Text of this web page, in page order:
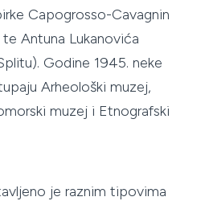
Capogrosso-Cavagnin
Antuna Lukanovića
Godine 1945. neke
Arheološki muzej,
muzej i Etnografski
je raznim tipovima